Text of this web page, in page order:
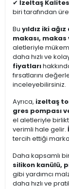
✔ İzeltaş
biri tarafından
Bu yıldız iki
makası, makas
aletleriyle
daha hızlı ve
fiyatları
fırsatlarını
inceleyebilirsiniz.
Ayrıca, izeltaş
gres pompası
el aletleriyle
verimli hale gelir.
tercih ettiği
Daha kapsamlı
silikon kanülü,
gibi yardımcı
daha hızlı ve